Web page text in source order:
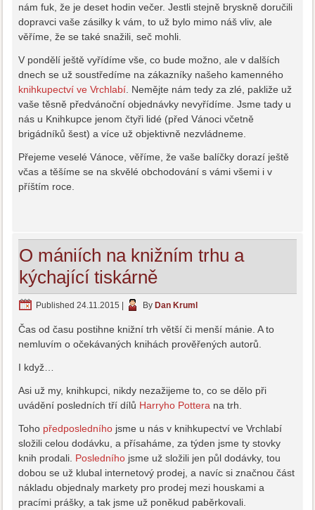
nám fuk, že je deset hodin večer. Jestli stejně bryskně doručili
dopravci vaše zásilky k vám, to už bylo mimo náš vliv, ale
věříme, že se také snažili, seč mohli.
V pondělí ještě vyřídíme vše, co bude možno, ale v dalších
dnech se už soustředíme na zákazníky našeho kamenného
knihkupectví ve Vrchlabí . Nemějte nám tedy za zlé, pakliže už
vaše těsně předvánoční objednávky nevyřídíme. Jsme tady u
nás u Knihkupce jenom čtyři lidé (před Vánoci včetně
brigádníků šest) a více už objektivně nezvládneme.
Přejeme veselé Vánoce, věříme, že vaše balíčky dorazí ještě
včas a těšíme se na skvělé obchodování s vámi všemi i v
příštím roce.
O mániích na knižním trhu a
kýchající tiskárně
Published 24.11.2015 | By Dan Kruml
Čas od času postihne knižní trh větší či menší mánie. A to
nemluvím o očekávaných knihách prověřených autorů.
I když…
Asi už my, knihkupci, nikdy nezažijeme to, co se dělo při
uvádění posledních tří dílů Harryho Pottera na trh.
Toho předposledního jsme u nás v knihkupectví ve Vrchlabí
složili celou dodávku, a přísaháme, za týden jsme ty stovky
knih prodali. Posledního jsme už složili jen půl dodávky, tou
dobou se už klubal internetový prodej, a navíc si značnou část
nákladu objednaly markety pro prodej mezi houskami a
pracími prášky, a tak jsme už poněkud paběrkovali.